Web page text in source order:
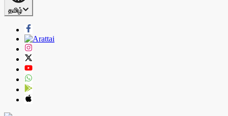
தமிழ்